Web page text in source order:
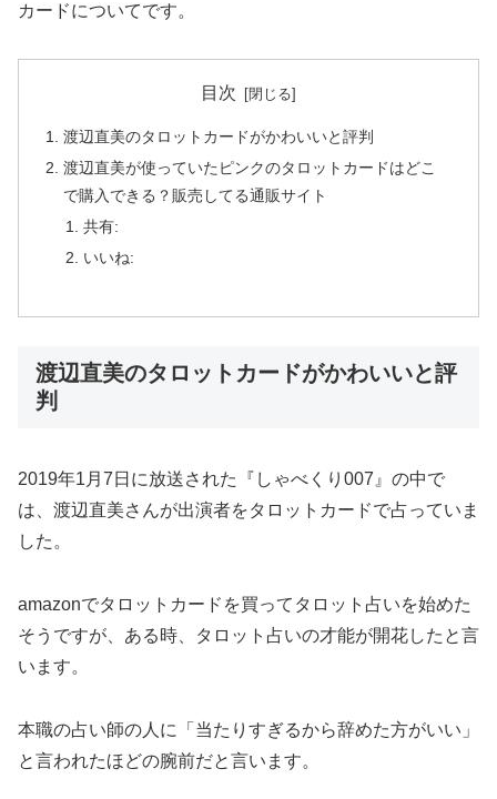
カードについてです。
目次
渡辺直美のタロットカードがかわいいと評判
渡辺直美が使っていたピンクのタロットカードはどこ
で購入できる？販売してる通販サイト
共有:
いいね:
渡辺直美のタロットカードがかわいいと評
判
2019年1月7日に放送された『しゃべくり007』の中で
は、渡辺直美さんが出演者をタロットカードで占っていま
した。
amazonでタロットカードを買ってタロット占いを始めた
そうですが、ある時、タロット占いの才能が開花したと言
います。
本職の占い師の人に「当たりすぎるから辞めた方がいい」
と言われたほどの腕前だと言います。